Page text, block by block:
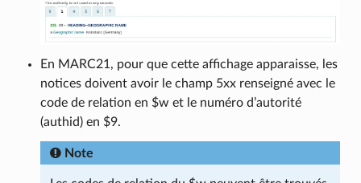
En MARC21, pour que cette affichage apparaisse, les
notices doivent avoir le champ 5xx renseigné avec le
code de relation en $w et le numéro d’autorité
(authid) en $9.
Note